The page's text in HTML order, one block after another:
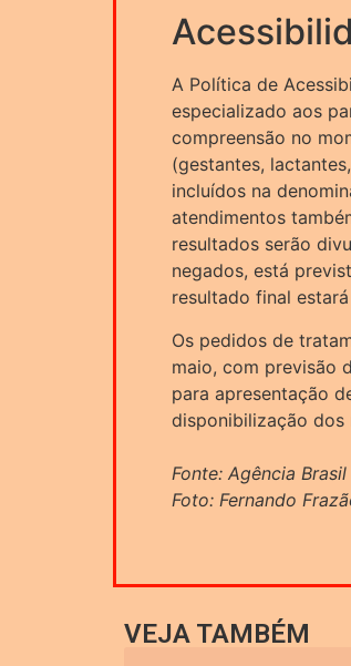
A Política de
especializado aos
compreensão no
(gestantes,
incluídos na
atendimentos
resultados serão
negados, está
resultado final
Os pedidos de
maio, com previsão
para apresentação
disponibilização dos
Fonte: Agência Brasil
Foto: Fernando
VEJA TAMBÉM